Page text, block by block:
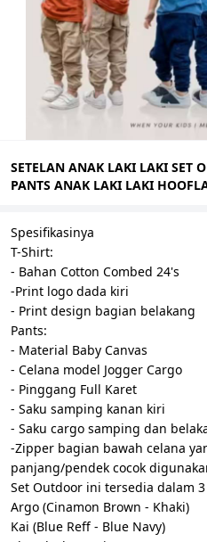
SETELAN ANAK LAKI LAKI SET
PANTS ANAK LAKI LAKI
Spesifikasinya
T-Shirt:
- Bahan Cotton Combed 24's
-Print logo dada kiri
- Print design bagian belakang
Pants:
- Material Baby Canvas
- Celana model Jogger Cargo
- Pinggang Full Karet
- Saku samping kanan kiri
- Saku cargo samping dan
-Zipper bagian bawah celana
panjang/pendek cocok
Set Outdoor ini tersedia dalam
Argo (Cinamon Brown - Khaki)
Kai (Blue Reff - Blue Navy)